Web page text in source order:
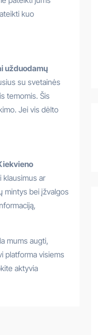
kuo
užduodamų
su svetainės
temomis. Šis
Jei vis dėlto
klausimus ar
mintys bei įžvalgos
mums augti,
platforma visiems
aktyvia